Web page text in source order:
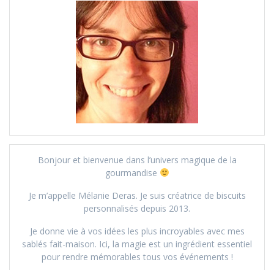
Bonjour et bienvenue dans l’univers magique de la
gourmandise
Je m’appelle Mélanie Deras. Je suis créatrice de biscuits
personnalisés depuis 2013.
Je donne vie à vos idées les plus incroyables avec mes
sablés fait-maison. Ici, la magie est un ingrédient essentiel
pour rendre mémorables tous vos événements !